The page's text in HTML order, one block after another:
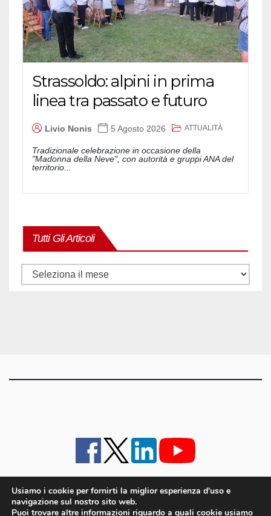
Strassoldo: alpini in prima
linea tra passato e futuro
Livio Nonis 5 Agosto 2026 ATTUALITÀ
Tradizionale celebrazione in occasione della
"Madonna della Neve", con autorità e gruppi ANA del
territorio...
Tutti Gli Articoli
Tutti
iMagazine · contatti e staff · lavora con noi
Usiamo i cookie per fornirti la miglior esperienza d'uso e
navigazione sul nostro sito web.
Puoi trovare altre informazioni riguardo a quali cookie usiamo